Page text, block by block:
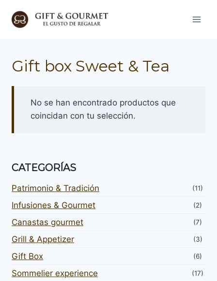
Gift box Sweet & Tea
No se han encontrado productos que
coincidan con tu selección.
CATEGORÍAS
Patrimonio & Tradición (11)
Infusiones & Gourmet (2)
Canastas gourmet (7)
Grill & Appetizer (3)
Gift Box (6)
Sommelier experience (17)